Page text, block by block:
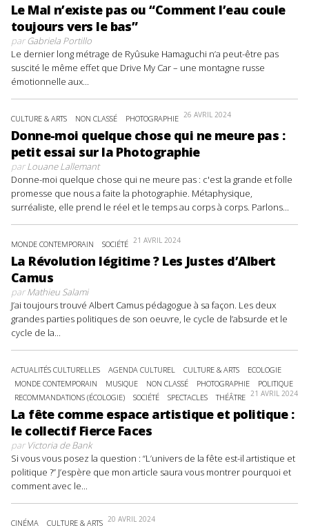
Le Mal n’existe pas ou “Comment l’eau coule
toujours vers le bas”
parGabriela Portillo
Le dernier long métrage de Ryûsuke Hamaguchi n’a peut-être pas
suscité le même effet que Drive My Car – une montagne russe
émotionnelle aux...
CULTURE & ARTS NON CLASSÉ PHOTOGRAPHIE 26 AVRIL 2024
Donne-moi quelque chose qui ne meure pas :
petit essai sur la Photographie
parLouane Lallemant
Donne-moi quelque chose qui ne meure pas : c'est la grande et folle
promesse que nous a faite la photographie. Métaphysique,
surréaliste, elle prend le réel et le temps au corps à corps. Parlons...
MONDE CONTEMPORAIN SOCIÉTÉ 21 AVRIL 2024
La Révolution légitime ? Les Justes d’Albert
Camus
parMathieu Salami
J’ai toujours trouvé Albert Camus pédagogue à sa façon. Les deux
grandes parties politiques de son oeuvre, le cycle de l’absurde et le
cycle de la...
ACTUALITÉS CULTURELLES AGENDA CULTUREL CULTURE & ARTS
ECOLOGIE
MONDE CONTEMPORAIN
MUSIQUE NON CLASSÉ PHOTOGRAPHIE
POLITIQUE
RECOMMANDATIONS (ÉCOLOGIE)
SOCIÉTÉ SPECTACLES THÉÂTRE 21 AVRIL 2024
La fête comme espace artistique et politique :
le collectif Fierce Faces
parVictoria de Bank
Si vous vous posez la question : “L’univers de la fête est-il artistique et
politique ?” J’espère que mon article saura vous montrer pourquoi et
comment avec le...
CINÉMA CULTURE & ARTS 20 AVRIL 2024